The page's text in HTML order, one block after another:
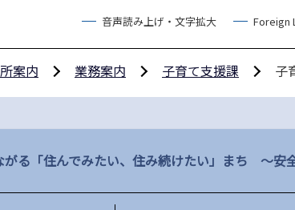
音声読み上げ・文字拡大 Foreign
案内 業務案内 子育て支援課 子
がる「住んでみたい、住み続けたい」まち ～安